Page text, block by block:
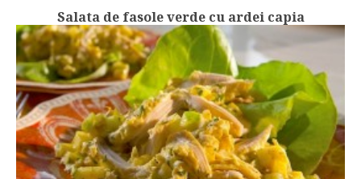
Salata de fasole verde cu ardei capia